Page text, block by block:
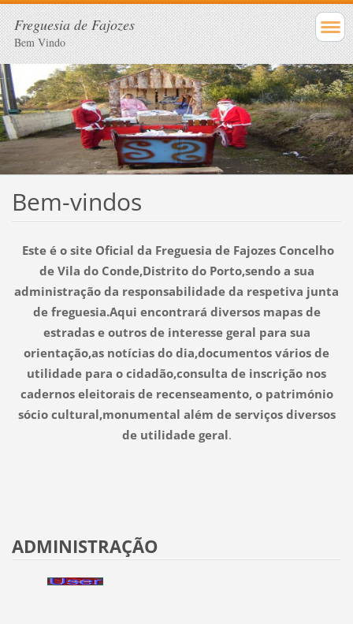
Freguesia de Fajozes
Bem Vindo
Bem-vindos
Este é o site Oficial da Freguesia de Fajozes Concelho
de Vila do Conde,Distrito do Porto,sendo a sua
administração da responsabilidade da respetiva junta
de freguesia.Aqui encontrará diversos mapas de
estradas e outros de interesse geral para sua
orientação,as notícias do dia,documentos vários de
utilidade para o cidadão,consulta de inscrição nos
cadernos eleitorais de recenseamento, o património
sócio cultural,monumental além de serviços diversos
de utilidade geral.
ADMINISTRAÇÃO